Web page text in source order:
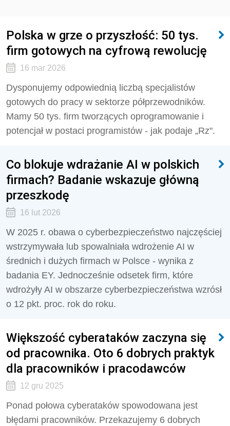
Polska w grze o przyszłość: 50 tys.
firm gotowych na cyfrową rewolucję
16 mar 2026
Dysponujemy odpowiednią liczbą specjalistów
gotowych do pracy w sektorze półprzewodników.
Mamy 50 tys. firm tworzących oprogramowanie i
potencjał w postaci programistów - jak podaje „Rz".
Co blokuje wdrażanie AI w polskich
firmach? Badanie wskazuje główną
przeszkodę
16 lut 2026
W 2025 r. obawa o cyberbezpieczeństwo najczęściej
wstrzymywała lub spowalniała wdrożenie AI w
średnich i dużych firmach w Polsce - wynika z
badania EY. Jednocześnie odsetek firm, które
wdrożyły AI w obszarze cyberbezpieczeństwa wzrósł
o 12 pkt. proc. rok do roku.
Większość cyberataków zaczyna się
od pracownika. Oto 6 dobrych praktyk
dla pracowników i pracodawców
12 gru 2025
Ponad połowa cyberataków spowodowana jest
błędami pracowników. Przekazujemy 6 dobrych